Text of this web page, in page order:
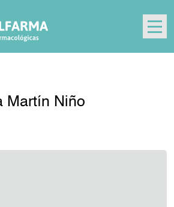
Martín Niño